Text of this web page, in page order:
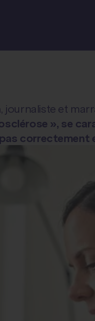
journaliste et
», se
pas